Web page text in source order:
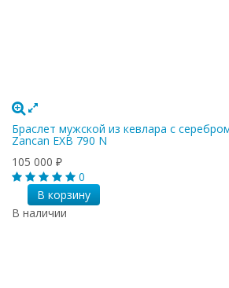
Браслет мужской из кевлара с
Zancan EXB 790 N
105 000 ₽
0
В корзину
В наличии